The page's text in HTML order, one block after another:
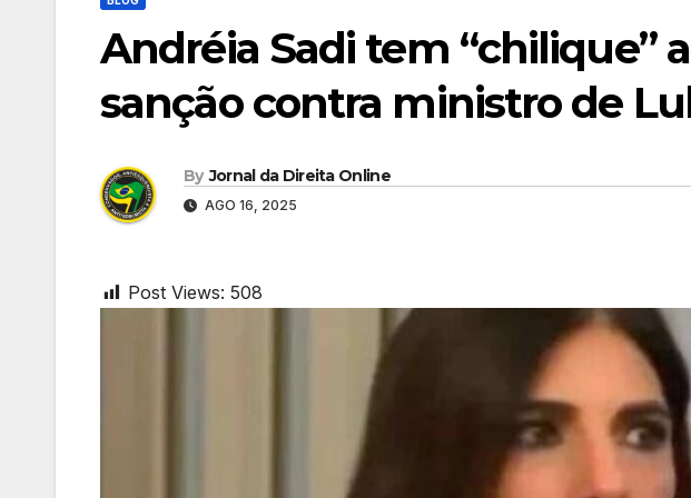
Andréia Sadi tem “chilique”
sanção contra ministro de
By Jornal da Direita Online
AGO 16, 2025
Post Views: 508